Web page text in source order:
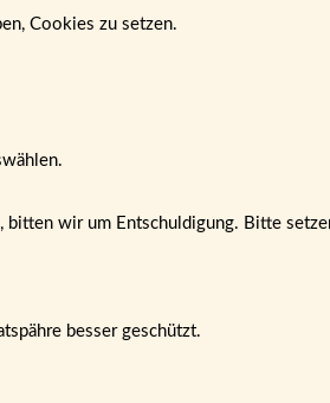
Cookies zu setzen.
bitten wir um Entschuldigung. Bitte
besser geschützt.